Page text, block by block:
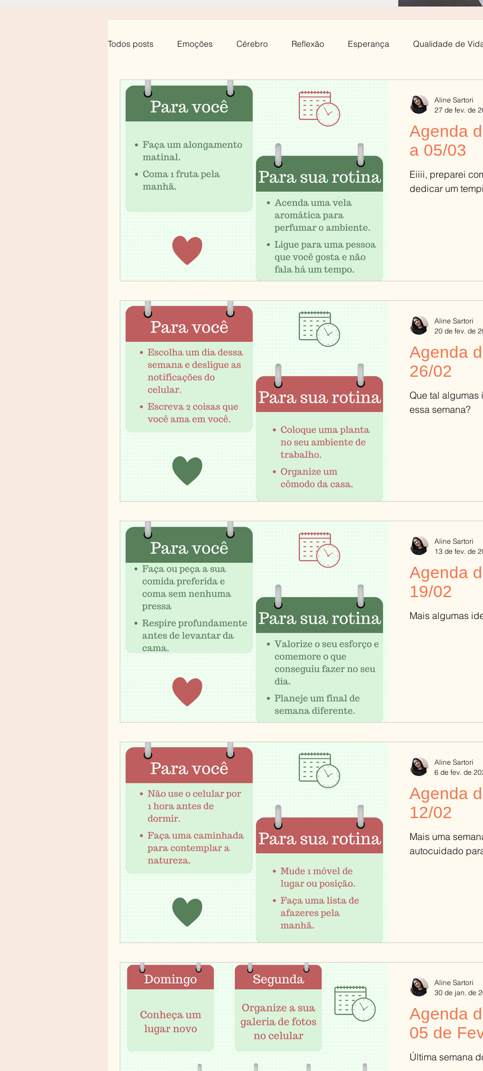
Todos posts Emoções Cérebro Reflexão Esperança Qualidade de
Professores Saúde Emocional Estresse
Aprendizagem
Sono Birra/Teimosia Culinária e Saúde Mental Autocuidado
Agenda
a 05/03
Eiiii, preparei
dedicar um
Aline Sartori
27 de fev. de
Agenda
26/02
Que tal
essa semana?
Aline Sartori
20 de fev. de
Agenda
19/02
Mais algumas
Aline Sartori
13 de fev. de
Agenda
12/02
Mais uma
autocuidado
Aline Sartori
6 de fev. de
Agenda
05 de
Última semana
Aline Sartori
30 de jan. de